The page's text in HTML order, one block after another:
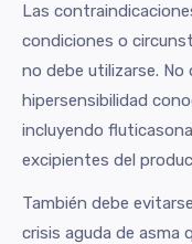
Las
condiciones o
no debe utilizarse. No
hipersensibilidad
incluyendo
excipientes del
También debe
crisis aguda de asma